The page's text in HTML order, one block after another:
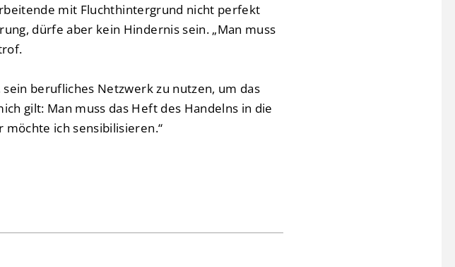
mit Fluchthintergrund nicht perfekt
dürfe aber kein Hindernis sein. „Man muss
berufliches Netzwerk zu nutzen, um das
gilt: Man muss das Heft des Handelns in die
ich sensibilisieren.“